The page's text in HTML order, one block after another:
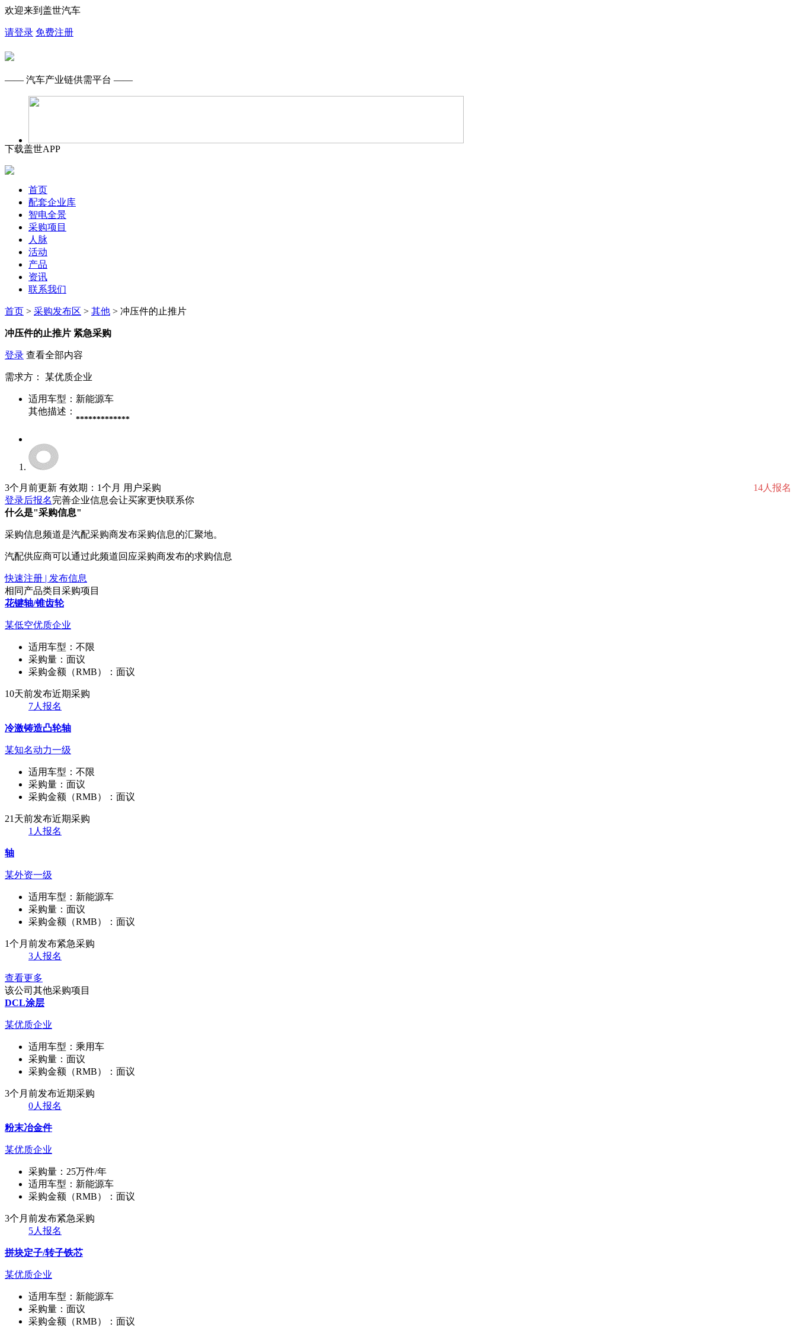
欢迎来到盖世汽车
请登录 免费注册
—— 汽车产业链供需平台 ——
下载盖世APP
首页
配套企业库
智电全景
采购项目
人脉
活动
产品
资讯
联系我们
首页 > 采购发布区 > 其他 > 冲压件的止推片
冲压件的止推片 紧急采购
登录 查看全部内容
需求方： 某优质企业
适用车型： 新能源车
其他描述：
*************
14人报名
3个月前更新 有效期：1个月 用户采购
登录后报名完善企业信息会让买家更快联系你
什么是"采购信息"
采购信息频道是汽配采购商发布采购信息的汇聚地。
汽配供应商可以通过此频道回应采购商发布的求购信息
快速注册 | 发布信息
相同产品类目采购项目
花键轴/锥齿轮
某低空优质企业
适用车型： 不限
采购量： 面议
采购金额（RMB）： 面议
10天前发布近期采购
7人报名
冷激铸造凸轮轴
某知名动力一级
适用车型： 不限
采购量： 面议
采购金额（RMB）： 面议
21天前发布近期采购
1人报名
轴
某外资一级
适用车型： 新能源车
采购量： 面议
采购金额（RMB）： 面议
1个月前发布紧急采购
3人报名
查看更多
该公司其他采购项目
DCL涂层
某优质企业
适用车型： 乘用车
采购量： 面议
采购金额（RMB）： 面议
3个月前发布近期采购
0人报名
粉末冶金件
某优质企业
采购量： 25万件/年
适用车型： 新能源车
采购金额（RMB）： 面议
3个月前发布紧急采购
5人报名
拼块定子/转子铁芯
某优质企业
适用车型： 新能源车
采购量： 面议
采购金额（RMB）： 面议